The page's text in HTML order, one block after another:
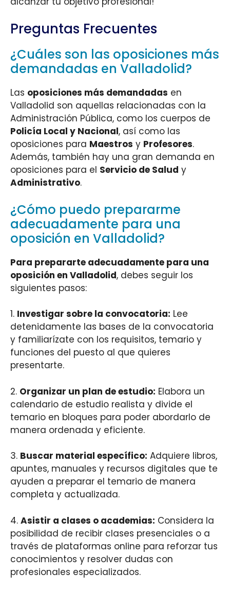
Preguntas Frecuentes
¿Cuáles son las oposiciones más
demandadas en Valladolid?
Las oposiciones más demandadas en
Valladolid son aquellas relacionadas con la
Administración Pública, como los cuerpos de
Policía Local y Nacional, así como las
oposiciones para Maestros y Profesores.
Además, también hay una gran demanda en
oposiciones para el Servicio de Salud y
Administrativo.
¿Cómo puedo prepararme
adecuadamente para una
oposición en Valladolid?
Para prepararte adecuadamente para una
oposición en Valladolid, debes seguir los
siguientes pasos:
1. Investigar sobre la convocatoria: Lee
detenidamente las bases de la convocatoria
y familiarízate con los requisitos, temario y
funciones del puesto al que quieres
presentarte.
2. Organizar un plan de estudio: Elabora un
calendario de estudio realista y divide el
temario en bloques para poder abordarlo de
manera ordenada y eficiente.
3. Buscar material específico: Adquiere libros,
apuntes, manuales y recursos digitales que te
ayuden a preparar el temario de manera
completa y actualizada.
4. Asistir a clases o academias: Considera la
posibilidad de recibir clases presenciales o a
través de plataformas online para reforzar tus
conocimientos y resolver dudas con
profesionales especializados.